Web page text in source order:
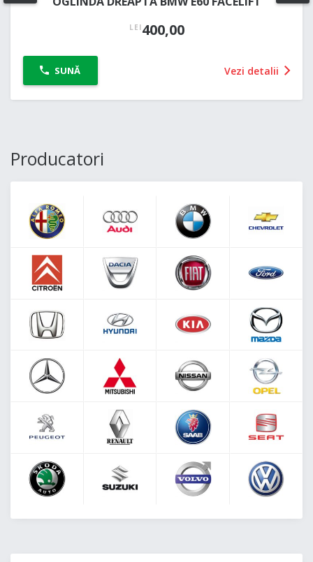
LEI400,00
SUNĂ Vezi detalii
Producatori